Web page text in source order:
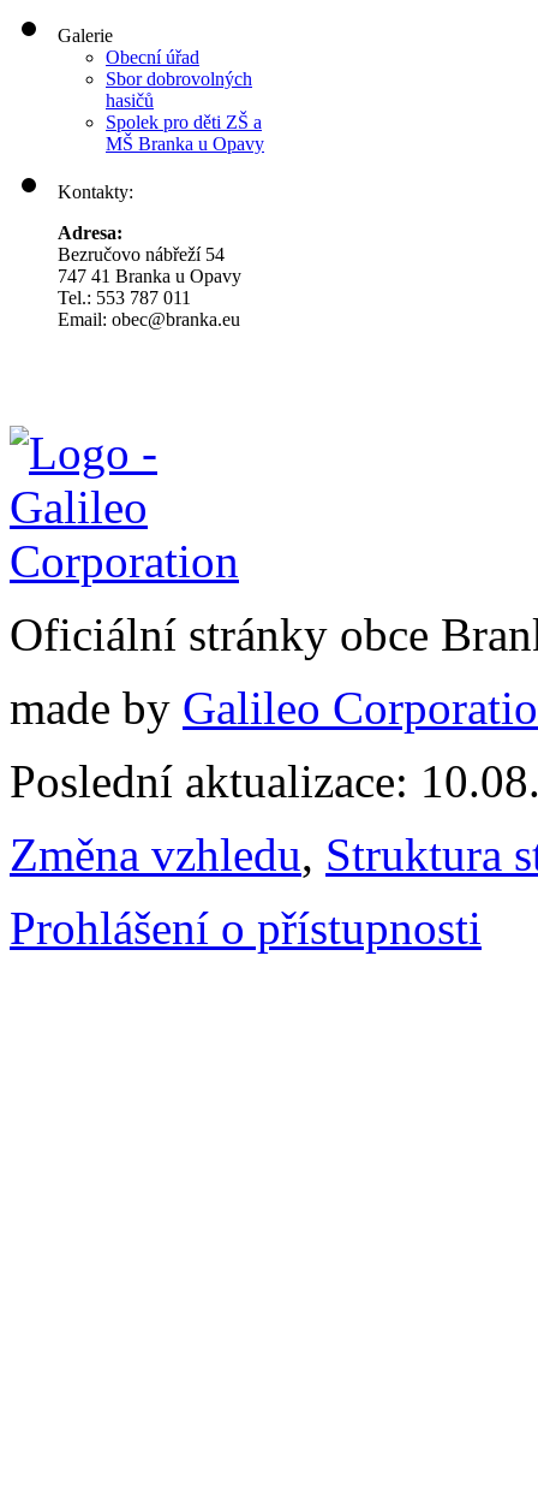
Galerie
Obecní úřad
Sbor dobrovolných
hasičů
Spolek pro děti ZŠ a
MŠ Branka u Opavy
Kontakty:
Adresa:
Bezručovo nábřeží 54
747 41 Branka u Opavy
Tel.: 553 787 011
Email: obec@branka.eu
Oficiální stránky obce
made by Galileo
Poslední aktualizace:
Změna vzhledu, Struktura
Prohlášení o přístupnosti